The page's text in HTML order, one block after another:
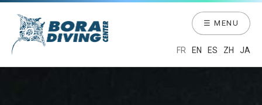
FR EN ES ZH JA
☰ MENU